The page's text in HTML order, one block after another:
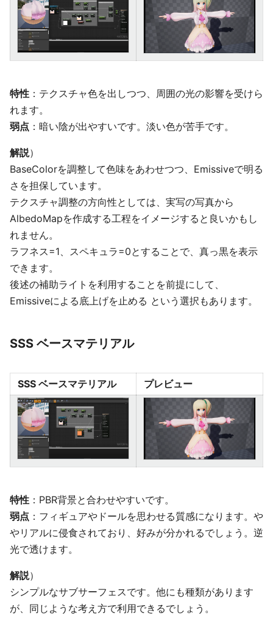
特性 ：テクスチャ色を出しつつ、周囲の光の影響を受けら
れます。
弱点 ：暗い陰が出やすいです。淡い色が苦手です。
解説）
BaseColorを調整して色味をあわせつつ、Emissiveで明る
さを担保しています。
テクスチャ調整の方向性としては、実写の写真から
AlbedoMapを作成する工程をイメージすると良いかもし
れません。
ラフネス=1、スペキュラ=0とすることで、真っ黒を表示
できます。
後述の補助ライトを利用することを前提にして、
Emissiveによる底上げを止める という選択もあります。
SSS ベースマテリアル
SSS ベースマテリアル プレビュー
特性 ：PBR背景と合わせやすいです。
弱点 ：フィギュアやドールを思わせる質感になります。や
やリアルに侵食されており、好みが分かれるでしょう。逆
光で透けます。
解説）
シンプルなサブサーフェスです。他にも種類があります
が、同じような考え方で利用できるでしょう。